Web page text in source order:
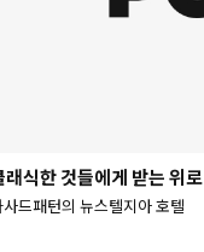
래식한 것들에게 받는 위로
드패턴의 뉴스텔지아 호텔